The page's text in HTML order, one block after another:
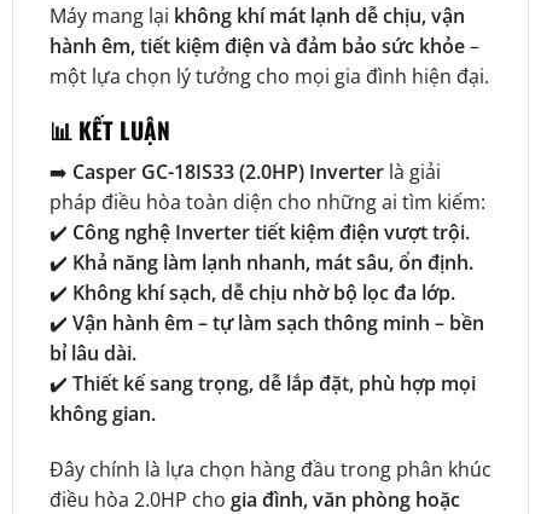
Máy mang lại không khí mát lạnh dễ chịu, vận
hành êm, tiết kiệm điện và đảm bảo sức khỏe–
một lựa chọn lý tưởng cho mọi gia đình hiện đại.
📊 KẾT LUẬN
➡️ Casper GC-18IS33 (2.0HP) Inverterlà giải
pháp điều hòa toàn diện cho những ai tìm kiếm:
✔️ Công nghệ Inverter tiết kiệm điện vượt trội.
✔️ Khả năng làm lạnh nhanh, mát sâu, ổn định.
✔️ Không khí sạch, dễ chịu nhờ bộ lọc đa lớp.
✔️ Vận hành êm – tự làm sạch thông minh – bền
bỉ lâu dài.
✔️ Thiết kế sang trọng, dễ lắp đặt, phù hợp mọi
không gian.
Đây chính là lựa chọn hàng đầu trong phân khúc
điều hòa 2.0HP cho gia đình, văn phòng hoặc